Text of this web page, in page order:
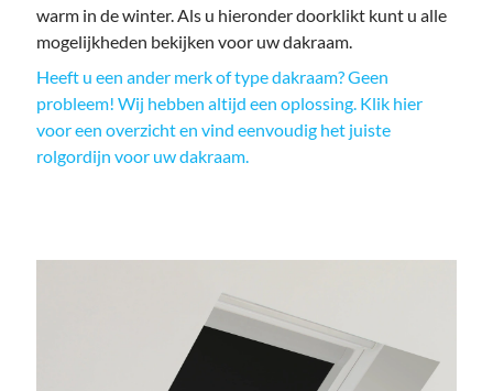
warm in de winter. Als u hieronder doorklikt kunt u alle
mogelijkheden bekijken voor uw dakraam.
Heeft u een ander merk of type dakraam? Geen
probleem! Wij hebben altijd een oplossing. Klik hier
voor een overzicht en vind eenvoudig het juiste
rolgordijn voor uw dakraam.